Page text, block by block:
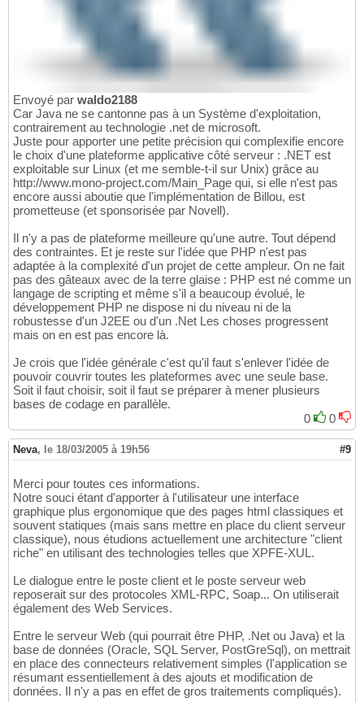
Envoyé par waldo2188
Car Java ne se cantonne pas à un Système d'exploitation,
contrairement au technologie .net de microsoft.
Juste pour apporter une petite précision qui complexifie encore
le choix d'une plateforme applicative côté serveur : .NET est
exploitable sur Linux (et me semble-t-il sur Unix) grâce au
http://www.mono-project.com/Main_Page qui, si elle n'est pas
encore aussi aboutie que l'implémentation de Billou, est
prometteuse (et sponsorisée par Novell).
Il n'y a pas de plateforme meilleure qu'une autre. Tout dépend
des contraintes. Et je reste sur l'idée que PHP n'est pas
adaptée à la complexité d'un projet de cette ampleur. On ne fait
pas des gâteaux avec de la terre glaise : PHP est né comme un
langage de scripting et même s'il a beaucoup évolué, le
développement PHP ne dispose ni du niveau ni de la
robustesse d'un J2EE ou d'un .Net Les choses progressent
mais on en est pas encore là.
Je crois que l'idée générale c'est qu'il faut s'enlever l'idée de
pouvoir couvrir toutes les plateformes avec une seule base.
Soit il faut choisir, soit il faut se préparer à mener plusieurs
bases de codage en parallèle.
0
0
Neva, le 18/03/2005 à 19h56 #9
Merci pour toutes ces informations.
Notre souci étant d'apporter à l'utilisateur une interface
graphique plus ergonomique que des pages html classiques et
souvent statiques (mais sans mettre en place du client serveur
classique), nous étudions actuellement une architecture "client
riche" en utilisant des technologies telles que XPFE-XUL.
Le dialogue entre le poste client et le poste serveur web
reposerait sur des protocoles XML-RPC, Soap... On utiliserait
également des Web Services.
Entre le serveur Web (qui pourrait être PHP, .Net ou Java) et la
base de données (Oracle, SQL Server, PostGreSql), on mettrait
en place des connecteurs relativement simples (l'application se
résumant essentiellement à des ajouts et modification de
données. Il n'y a pas en effet de gros traitements compliqués).